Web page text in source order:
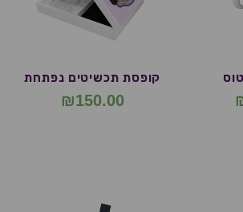
קופסת תכשיטים נפתחת
₪150.00